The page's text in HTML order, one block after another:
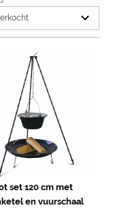
set 120 cm met
en vuurschaal